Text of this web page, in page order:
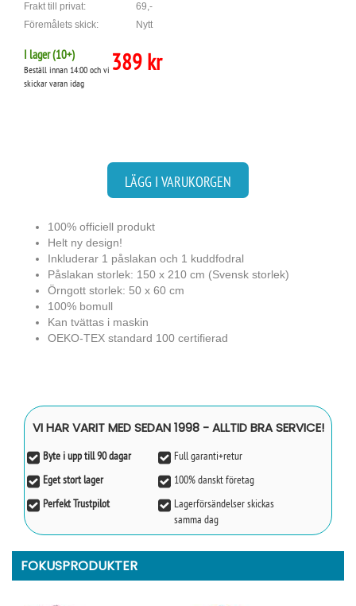
Frakt till privat:
69,-
Föremålets skick:
Nytt
I lager (10+)
Beställ innan 14:00 och vi
skickar varan idag
389 kr
LÄGG I VARUKORGEN
100% officiell produkt
Helt ny design!
Inkluderar 1 påslakan och 1 kuddfodral
Påslakan storlek: 150 x 210 cm (Svensk storlek)
Örngott storlek: 50 x 60 cm
100% bomull
Kan tvättas i maskin
OEKO-TEX standard 100 certifierad
VI HAR VARIT MED SEDAN 1998 - ALLTID BRA SERVICE!
Byte i upp till 90 dagar
Full garanti+retur
Eget stort lager
100% danskt företag
Perfekt Trustpilot
Lagerförsändelser skickas
samma dag
FOKUSPRODUKTER